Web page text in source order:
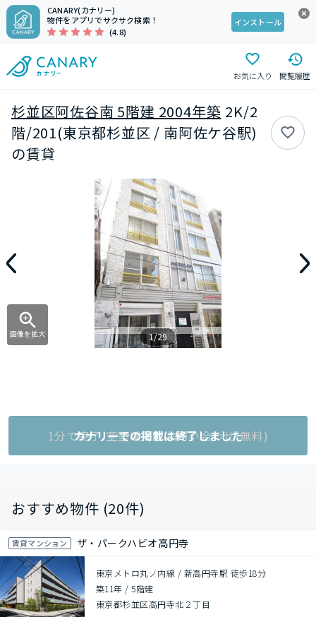
CANARY(カナリー)
物件をアプリでサクサク検索！
(4.8)
インストール
お気に入り 閲覧履歴
杉並区阿佐谷南 5階建 2004年築 2K/2
階/201(東京都杉並区 / 南阿佐ケ谷駅)
の賃貸
画像を拡大 1/29
1分で完了!空室状況をお問い合わせ(無料)
カナリーでの掲載は終了しました
おすすめ物件 (20件)
賃貸マンション ザ・パークハビオ高円寺
東京メトロ丸ノ内線 / 新高円寺駅 徒歩18分
築11年 /5階建
東京都杉並区高円寺北２丁目